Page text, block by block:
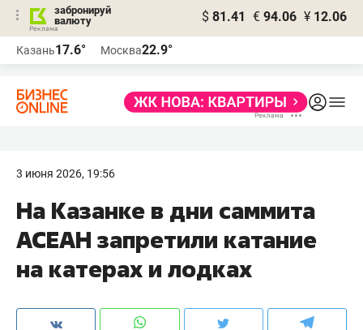
забронируй
валюту
$ 81.41 € 94.06 ¥ 12.06
Казань17.6° Москва22.9°
3 июня 2026, 19:56
На Казанке в дни саммита
АСЕАН запретили катание
на катерах и лодках